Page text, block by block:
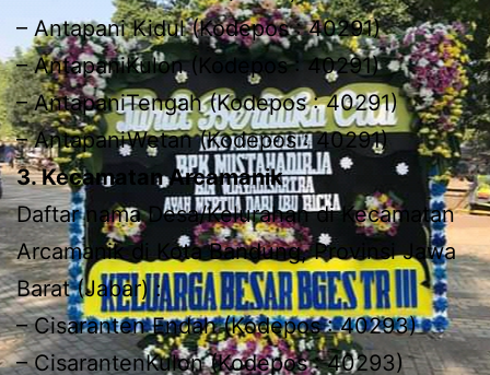
– Antapani Kidul (Kodepos : 40291)
– AntapaniKulon (Kodepos : 40291)
– AntapaniTengah (Kodepos : 40291)
– AntapaniWetan (Kodepos : 40291)
3. Kecamatan Arcamanik
Daftar nama Desa/Kelurahan di Kecamatan
Arcamanik di Kota Bandung, Provinsi Jawa
Barat (Jabar) :
– Cisaranten Endah (Kodepos : 40293)
– CisarantenKulon (Kodepos : 40293)